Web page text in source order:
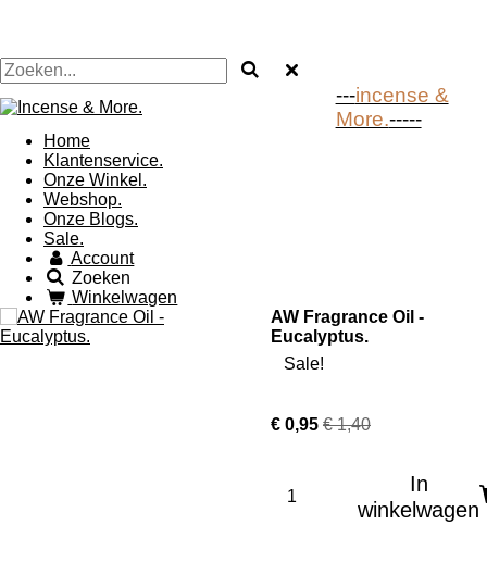
---incense &
More.-----
Home
Klantenservice.
Onze Winkel.
Webshop.
Onze Blogs.
Sale.
Account
Zoeken
Winkelwagen
AW Fragrance Oil -
Eucalyptus.
Sale!
€ 0,95 € 1,40
In
winkelwagen